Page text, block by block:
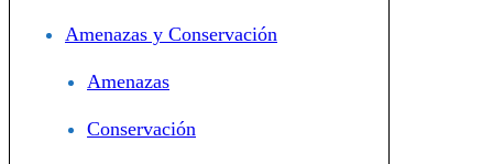
Amenazas y Conservación
Amenazas
Conservación